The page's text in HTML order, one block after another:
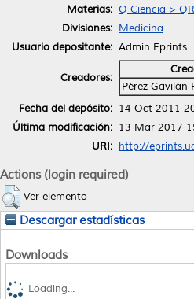
Materias: Q Ciencia >
Divisiones: Medicina
Usuario depositante: Admin Eprints
Creadores:
Pérez Gavilán
Fecha del depósito: 14 Oct 2011
Última modificación: 13 Mar 2017
URI: http://
Actions (login required)
Ver elemento
Descargar estadísticas
Downloads
Loading...